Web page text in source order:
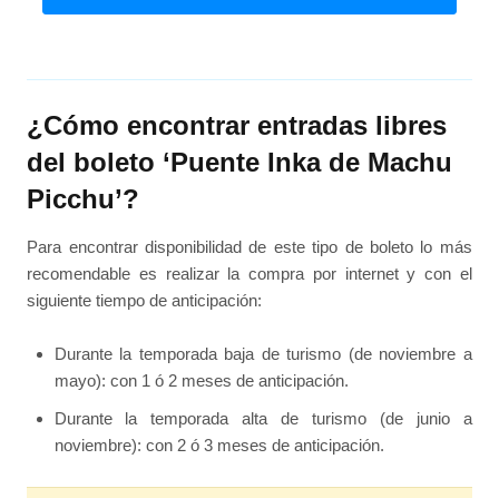
¿Cómo encontrar entradas libres
del boleto ‘Puente Inka de Machu
Picchu’?
Para encontrar disponibilidad de este tipo de boleto lo más
recomendable es realizar la compra por internet y con el
siguiente tiempo de anticipación:
Durante la temporada baja de turismo (de noviembre a
mayo): con 1 ó 2 meses de anticipación.
Durante la temporada alta de turismo (de junio a
noviembre): con 2 ó 3 meses de anticipación.